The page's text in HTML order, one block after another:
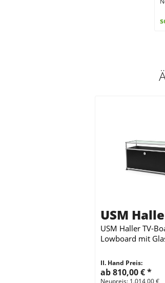
USM
USM Haller TV-
Lowboard mit
II. Hand Preis:
ab 810,00 €*
Neupreis: 1.014,00 €